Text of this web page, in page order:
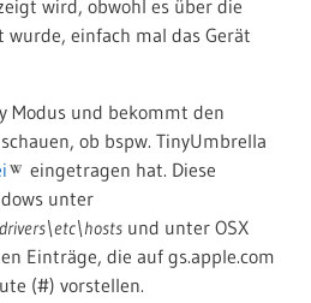
wird, obwohl es über die
wurde, einfach mal das Gerät
Modus und bekommt den
ob bspw. TinyUmbrella
eingetragen hat. Diese
unter
und unter OSX
Einträge, die auf gs.apple.com
(#) vorstellen.